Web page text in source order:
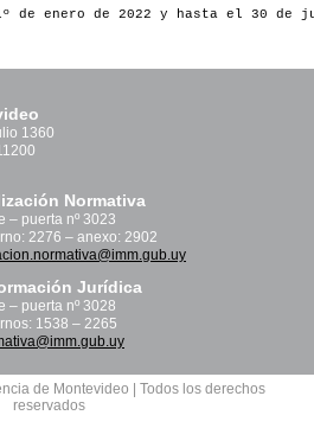
de enero de 2022 y hasta el 30 de
1360
Normativa
– puerta nº 3023
2276 – anexo: 2902
Jurídica
– puerta nº 3028
1538 – 2265
de Montevideo | Todos los derechos
reservados